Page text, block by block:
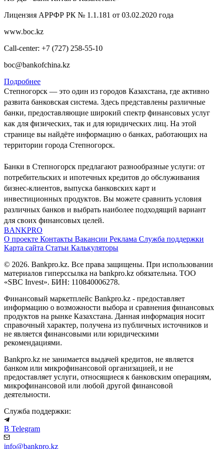
Лицензия АРРФР РК № 1.1.181 от 03.02.2020 года
www.boc.kz
Call-center: +7 (727) 258-55-10
boc@bankofchina.kz
Подробнее
Степногорск — это один из городов Казахстана, где активно
развита банковская система. Здесь представлены различные
банки, предоставляющие широкий спектр финансовых услуг
как для физических, так и для юридических лиц. На этой
странице вы найдёте информацию о банках, работающих на
территории города Степногорск.
Банки в Степногорск предлагают разнообразные услуги: от
потребительских и ипотечных кредитов до обслуживания
бизнес-клиентов, выпуска банковских карт и
инвестиционных продуктов. Вы можете сравнить условия
различных банков и выбрать наиболее подходящий вариант
для своих финансовых целей.
BANKPRO
О проекте Контакты Вакансии Реклама Служба поддержки
Карта сайта Статьи Калькуляторы
© 2026. Bankpro.kz. Все права защищены. При использовании
материалов гиперссылка на bankpro.kz обязательна. ТОО
«SBC Invest». БИН: 110840006278.
Финансовый маркетплейс Bankpro.kz - предоставляет
информацию о возможности выбора и сравнения финансовых
продуктов на рынке Казахстана. Данная информация носит
справочный характер, получена из публичных источников и
не является финансовыми или юридическими
рекомендациями.
Bankpro.kz не занимается выдачей кредитов, не является
банком или микрофинансовой организацией, и не
предоставляет услуги, относящиеся к банковским операциям,
микрофинансовой или любой другой финансовой
деятельности.
Служба поддержки:
В Telegram
info@bankpro.kz